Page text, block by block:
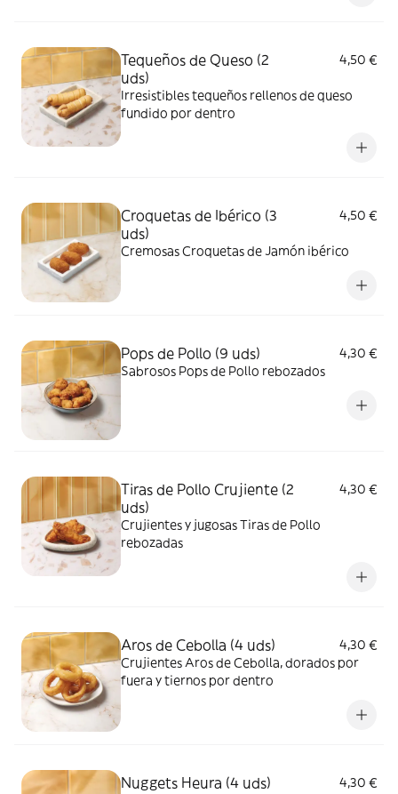
Tequeños de Queso (2
uds)
4,50 €
Irresistibles tequeños rellenos de queso
fundido por dentro
Croquetas de Ibérico (3
uds)
4,50 €
Cremosas Croquetas de Jamón ibérico
Pops de Pollo (9 uds)
4,30 €
Sabrosos Pops de Pollo rebozados
Tiras de Pollo Crujiente (2
uds)
4,30 €
Crujientes y jugosas Tiras de Pollo
rebozadas
Aros de Cebolla (4 uds)
4,30 €
Crujientes Aros de Cebolla, dorados por
fuera y tiernos por dentro
Nuggets Heura (4 uds)
4,30 €